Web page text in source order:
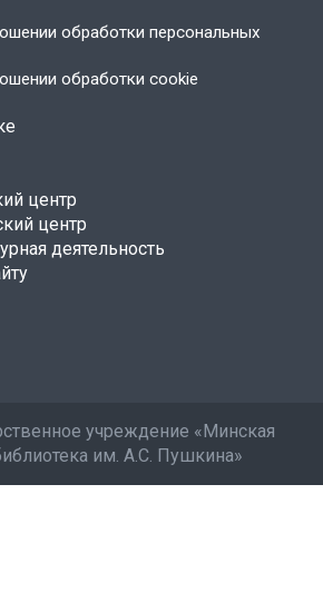
обработки персональных
обработки cookie
центр
центр
деятельность
учреждение «Минская
им. А.С. Пушкина»